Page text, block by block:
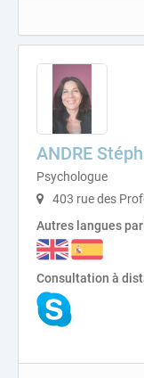
ANDRE
Psychologue
403 rue des
Autres langues
Consultation à